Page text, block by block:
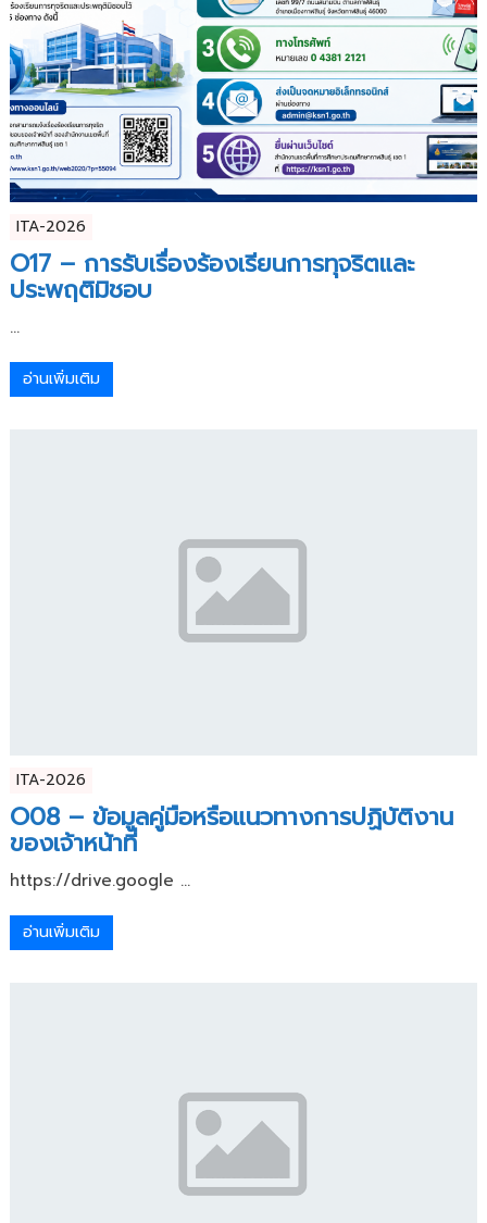
ITA-2026
O17 – การรับเรื่องร้องเรียนการทุจริตและ
ประพฤติมิชอบ
...
อ่านเพิ่มเติม
ITA-2026
O08 – ข้อมูลคู่มือหรือแนวทางการปฏิบัติงาน
ของเจ้าหน้าที่
https://drive.google ...
อ่านเพิ่มเติม